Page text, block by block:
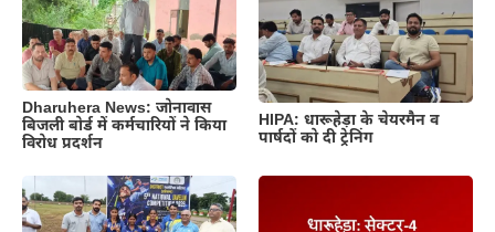
Dharuhera News: जोनावास
बिजली बोर्ड में कर्मचारियों ने किया
विरोध प्रदर्शन
HIPA: धारूहेड़ा के चेयरमैन व
पार्षदों को दी ट्रेनिंग